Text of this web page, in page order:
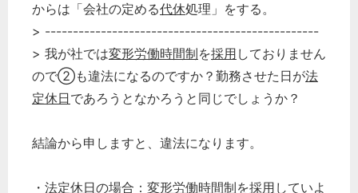
からは「会社の定める代休処理」をする。
> -------------------------------------------------
> 我が社では変形労働時間制を採用 しておりません
ので②も違法になるのですか？勤務させた日が法
定休日であろうとなかろうと同じでしょうか？
結論から申しますと、違法になります。
・ 法定休日の場合： 変形労働時間制を採用 していよ